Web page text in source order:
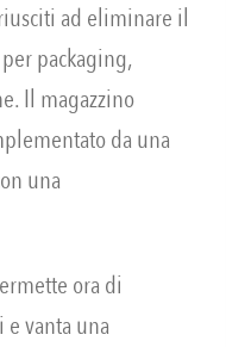
ad eliminare il
packaging,
Il magazzino
da una
una
ora di
vanta una